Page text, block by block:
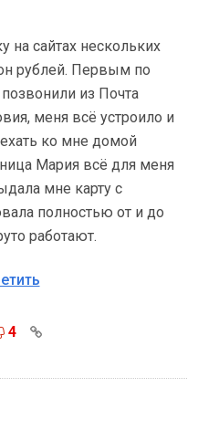
на сайтах нескольких
рублей. Первым по
из Почта
меня всё устроило и
ко мне домой
Мария всё для меня
мне карту с
полностью от и до
работают.
4